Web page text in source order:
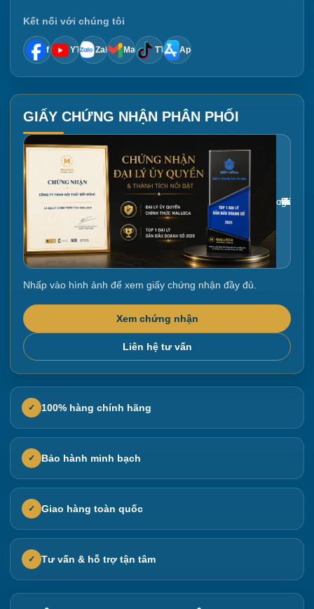
Kết nối với chúng tôi
f YT Zalo Mail TT App
GIẤY CHỨNG NHẬN PHÂN PHỐI
Gắn link ảnh giấy chứng nhận tại đây
Nhấp vào hình ảnh để xem giấy chứng nhận đầy đủ.
Xem chứng nhận
Liên hệ tư vấn
✓ 100% hàng chính hãng
✓ Bảo hành minh bạch
✓ Giao hàng toàn quốc
✓ Tư vấn & hỗ trợ tận tâm